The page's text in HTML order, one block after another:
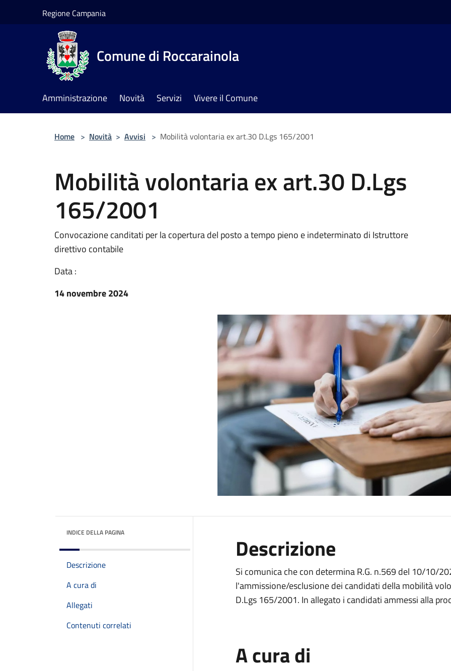
Regione Campania
Comune di Roccarainola
Amministrazione Novità Servizi Vivere il Comune
Home > Novità > Avvisi > Mobilità volontaria ex art.30 D.Lgs 165/2001
Mobilità volontaria ex art.30 D.Lgs
165/2001
Convocazione canditati per la copertura del posto a tempo pieno e indeterminato di Istruttore
direttivo contabile
Data :
14 novembre 2024
INDICE DELLA PAGINA
Descrizione
A cura di
Allegati
Contenuti correlati
Descrizione
Si comunica che con determina R.G. n.569 del 10/10/
l'ammissione/esclusione dei candidati della mobilità
D.Lgs 165/2001. In allegato i candidati ammessi alla
A cura di